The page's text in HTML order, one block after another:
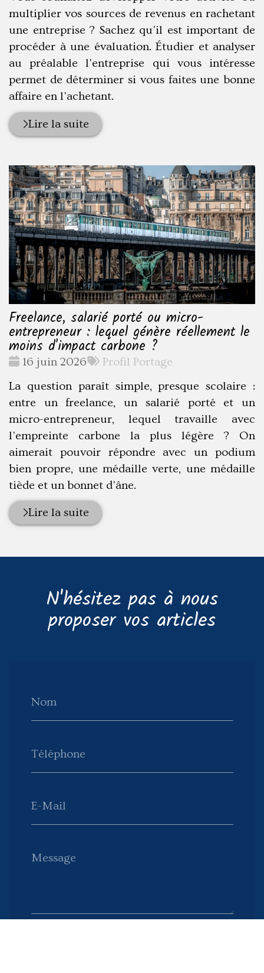
multiplier vos sources de revenus en rachetant
une entreprise ? Sachez qu'il est important de
procéder à une évaluation. Étudier et analyser
au préalable l'entreprise qui vous intéresse
permet de déterminer si vous faites une bonne
affaire en l'achetant.
Lire la suite
Freelance, salarié porté ou micro-
entrepreneur : lequel génère réellement le
moins d'impact carbone ?
Date
16 juin 2026
Tags
Profil Portage
La question paraît simple, presque scolaire :
entre un freelance, un salarié porté et un
micro-entrepreneur, lequel travaille avec
l'empreinte carbone la plus légère ? On
aimerait pouvoir répondre avec un podium
bien propre, une médaille verte, une médaille
tiède et un bonnet d'âne.
Lire la suite
N'hésitez pas à nous
proposer vos articles
Nom
Téléphone
E-Mail
Message